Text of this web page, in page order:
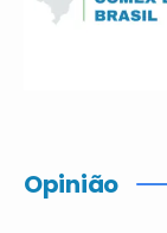
Opinião